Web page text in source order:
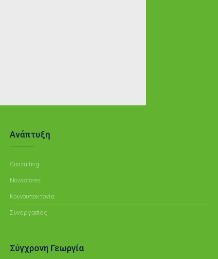
Ανάπτυξη
Consulting
Novastores
Κουνουποκτονία
Συνεργασίες
Σύγχρονη Γεωργία